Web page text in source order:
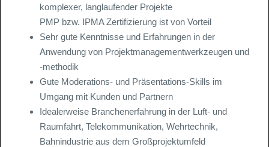
komplexer, langlaufender Projekte
PMP bzw. IPMA Zertifizierung ist von Vorteil
Sehr gute Kenntnisse und Erfahrungen in der
Anwendung von Projektmanagementwerkzeugen und
-methodik
Gute Moderations- und Präsentations-Skills im
Umgang mit Kunden und Partnern
Idealerweise Branchenerfahrung in der Luft- und
Raumfahrt, Telekommunikation, Wehrtechnik,
Bahnindustrie aus dem Großprojektumfeld